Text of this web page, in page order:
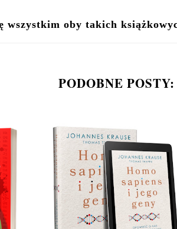
wszystkim oby takich
PODOBNE POSTY: